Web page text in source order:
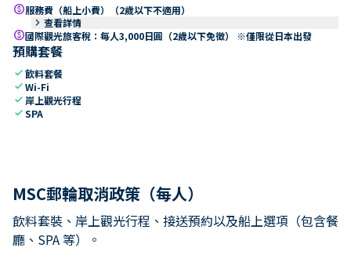
paid服務費（船上小費）（2歲以下不適用）
keyboard_arrow_right 查看詳情
paid國際觀光旅客稅：每人3,000日圓（2歲以下免徵） ※僅限從日本出發
預購套餐
check飲料套餐
checkWi-Fi
check 岸上觀光行程
checkSPA
MSC郵輪取消政策（每人）
飲料套裝、岸上觀光行程、接送預約以及船上選項（包含餐
廳、SPA 等）。